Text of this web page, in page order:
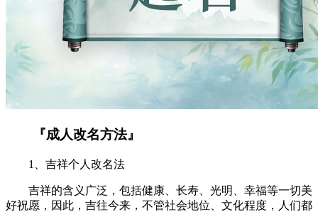
『成人改名方法』
1、吉祥个人改名法
吉祥的含义广泛，包括健康、长寿、光明、幸福等一切美
好祝愿，因此，吉往今来，不管社会地位、文化程度，人们都